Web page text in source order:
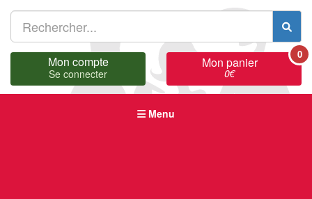
Mon compte
Se connecter
Mon panier
0€
0
Menu